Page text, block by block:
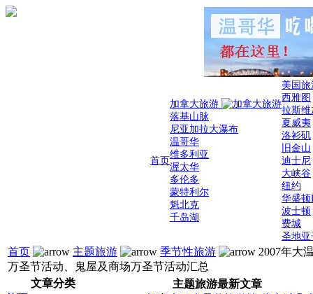
首页
加拿大旅游
落基山脉
尼亚加拉大瀑布
温哥华
维多利亚
渥太华
多伦多
蒙特利尔
魁北克
千岛湖
美国
西雅图
拉斯维
夏威夷
洛衫矶
旧金山
迪士尼
大峡谷
纽约
华盛顿
波士顿
费城
圣地亚
首页 主题旅游 季节性旅游
2007年大
万圣节活动、鬼屋及商场万圣节活动汇总
文章分类
主题旅游最新文章